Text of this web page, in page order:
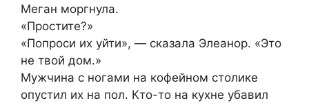
Меган моргнула.
«Простите?»
«Попроси их уйти», — сказала Элеанор. «Это
не твой дом.»
Мужчина с ногами на кофейном столике
опустил их на пол. Кто-то на кухне убавил